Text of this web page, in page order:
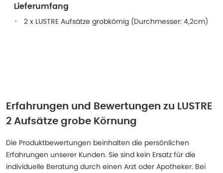
Lieferumfang
2 x LUSTRE Aufsätze grobkörnig (Durchmesser: 4,2cm)
Erfahrungen und Bewertungen zu LUSTRE
2 Aufsätze grobe Körnung
Die Produktbewertungen beinhalten die persönlichen
Erfahrungen unserer Kunden. Sie sind kein Ersatz für die
individuelle Beratung durch einen Arzt oder Apotheker. Bei